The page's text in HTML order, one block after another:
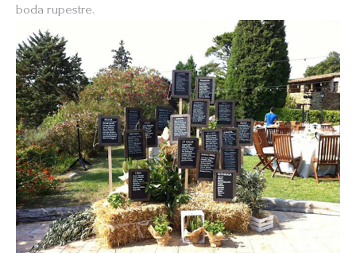
boda rupestre.